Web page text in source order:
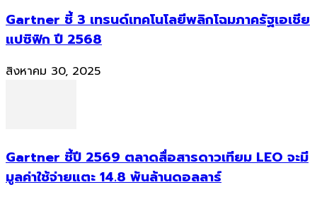
Gartner ชี้ 3 เทรนด์เทคโนโลยีพลิกโฉมภาครัฐเอเชีย
แปซิฟิก ปี 2568
สิงหาคม 30, 2025
Gartner ชี้ปี 2569 ตลาดสื่อสารดาวเทียม LEO จะมี
มูลค่าใช้จ่ายแตะ 14.8 พันล้านดอลลาร์